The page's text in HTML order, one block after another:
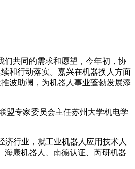
们共同的需求和愿望，今年初，协
和行动落实。嘉兴在机器换人方面
波助澜，为机器人事业蓬勃发展添
盟专家委员会主任苏州大学机电学
济行业，就工业机器人应用技术人
康机器人、南德认证、芮研机器